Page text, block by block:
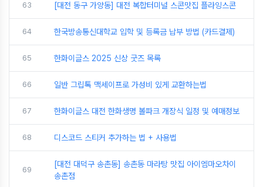
63 [대전 동구 가양동] 대전 복합터미널 스콘맛집 플라잉스콘
64 한국방송통신대학교 입학 및 등록금 납부 방법 (카드결제)
65 한화이글스 2025 신상 굿즈 목록
66 일반 그립톡 맥세이프로 가성비 있게 교환하는법
67 한화이글스 대전 한화생명 볼파크 개장식 일정 및 예매정보
68 디스코드 스티커 추가하는 법 + 사용법
69
[대전 대덕구 송촌동] 송촌동 마라탕 맛집 아이엠마오차이
송촌점